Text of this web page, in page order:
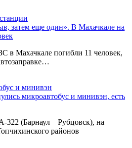
затем еще один». В Махачкале на
в Махачкале погибли 11 человек,
микроавтобус и минивэн, есть
322 (Барнаул – Рубцовск), на
районов